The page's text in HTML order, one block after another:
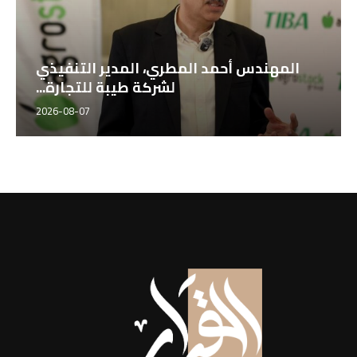
المهندس أحمد المطري، المدير التنفيذي
لشركة طيبة للتجارة...
2026-08-07